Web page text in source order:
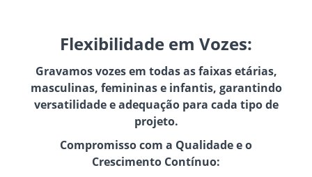
Flexibilidade em Vozes:
Gravamos vozes em todas as faixas etárias,
masculinas, femininas e infantis, garantindo
versatilidade e adequação para cada tipo de
projeto.
Compromisso com a Qualidade e o
Crescimento Contínuo: